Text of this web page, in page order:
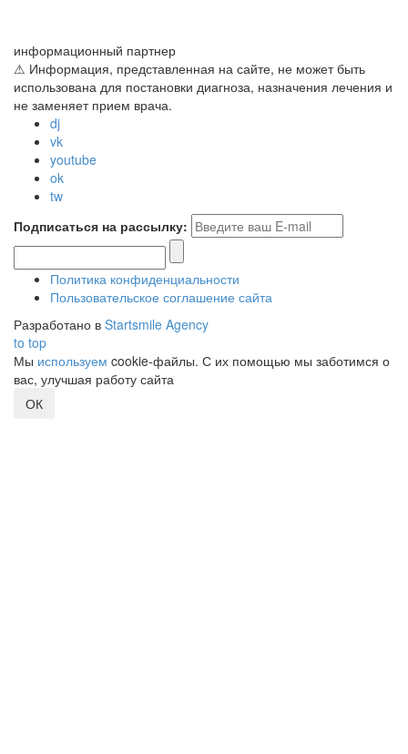
информационный партнер
⚠ Информация, представленная на сайте, не может быть
использована для постановки диагноза, назначения лечения и
не заменяет прием врача.
dj
vk
youtube
ok
tw
Подписаться на рассылку:
Политика конфиденциальности
Пользовательское соглашение сайта
Разработано в Startsmile Agency
to top
Мы используем cookie-файлы. С их помощью мы заботимся о
вас, улучшая работу сайта
ОК